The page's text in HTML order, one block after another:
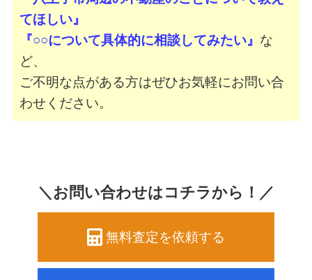
てほしい』
『○○について具体的に相談してみたい』 な
ど、
ご不明な点がある方はぜひお気軽にお問い合
わせください。
＼お問い合わせはコチラから！／
無料査定を依頼する